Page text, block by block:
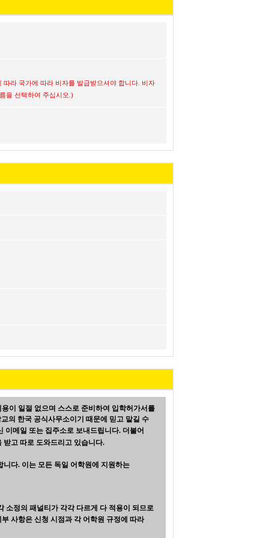
라 국가에 따라 비자를 발급받으셔야 합니다. 비자
을 선택하여 주십시오.)
이 일절 없으며 스스로 준비하여 입학허가서를
의 한국 공식사무소이기 때문에 믿고 맡길 수
이메일 또는 집주소로 보내드립니다. 더불어
고 따로 도와드리고 있습니다.
니다. 이는 모든 독일 어학원에 지원하는
소정의 패널티가 각각 다르게 다 적용이 되므로
사항은 신청 시점과 각 어학원 규정에 따라